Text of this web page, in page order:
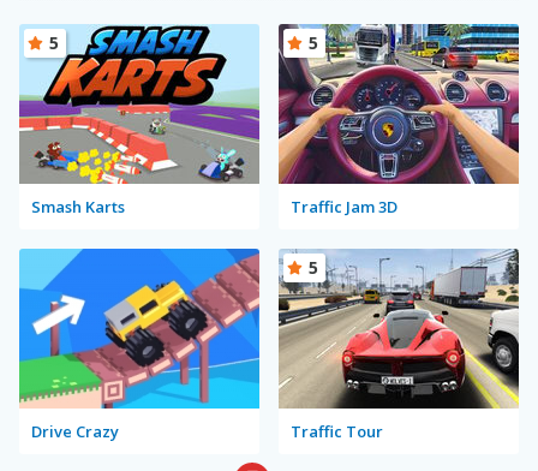
Smash Karts
5
Traffic Jam 3D
5
Drive Crazy Traffic Tour
5